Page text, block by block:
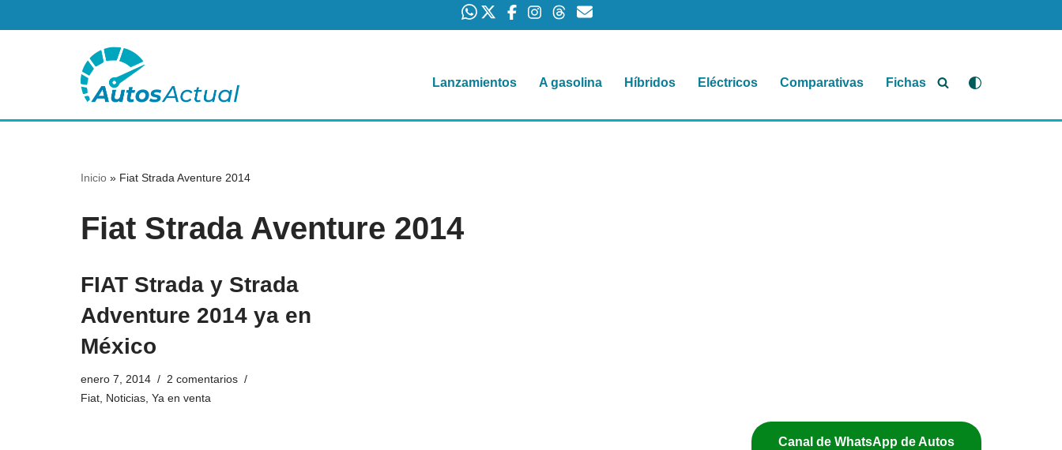
contenido
Lanzamientos A gasolina Híbridos Eléctricos Comparativas Fichas
Inicio » Fiat Strada Aventure 2014
Fiat Strada Aventure 2014
FIAT Strada y Strada
Adventure 2014 ya en
México
enero 7, 2014
2 comentarios
Fiat, Noticias, Ya en venta
Canal de WhatsApp de Autos